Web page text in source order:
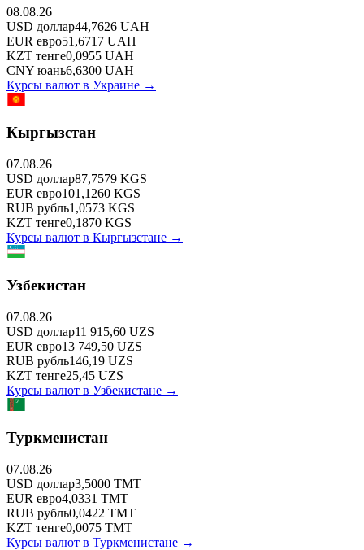
08.08.26
USD доллар44,7626 UAH
EUR евро51,6717 UAH
KZT тенге0,0955 UAH
CNY юань6,6300 UAH
Курсы валют в Украине →
Кыргызстан
07.08.26
USD доллар87,7579 KGS
EUR евро101,1260 KGS
RUB рубль1,0573 KGS
KZT тенге0,1870 KGS
Курсы валют в Кыргызстане →
Узбекистан
07.08.26
USD доллар11 915,60 UZS
EUR евро13 749,50 UZS
RUB рубль146,19 UZS
KZT тенге25,45 UZS
Курсы валют в Узбекистане →
Туркменистан
07.08.26
USD доллар3,5000 TMT
EUR евро4,0331 TMT
RUB рубль0,0422 TMT
KZT тенге0,0075 TMT
Курсы валют в Туркменистане →